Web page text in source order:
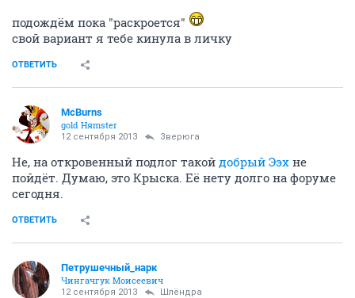
подождём пока "раскроется"
свой вариант я тебе кинула в личку
ОТВЕТИТЬ
McBurns
gold Няmster
12 сентября 2013 Зверюга
Не, на откровенный подлог такой добрый Ээх не
пойдёт. Думаю, это Крыска. Её нету долго на форуме
сегодня.
ОТВЕТИТЬ
Петрушечный_нарк
Чингачгук Моисеевич
12 сентября 2013 Шлёндра